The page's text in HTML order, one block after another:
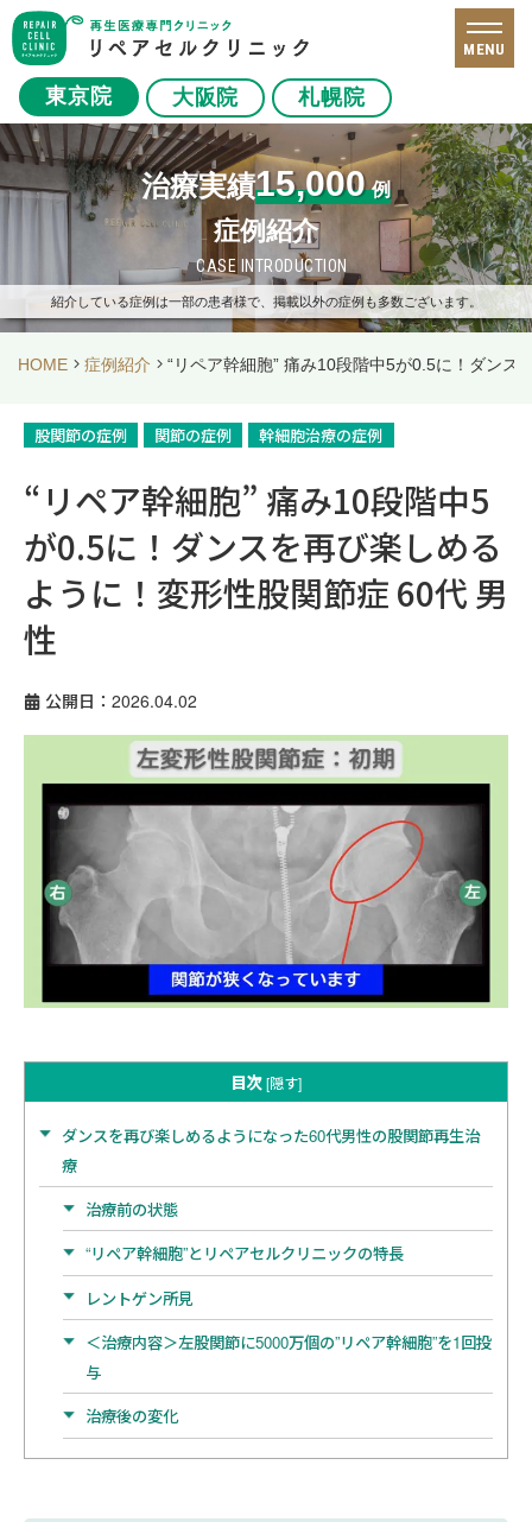
東京院 大阪院 札幌院
MENU
治療実績15,000 例
症例紹介
CASE INTRODUCTION
紹介している症例は一部の患者様で、掲載以外の症例も多数ございます。
HOME 症例紹介 “リペア幹細胞” 痛み10段階中5が0.5に！ダン
股関節の症例 関節の症例 幹細胞治療の症例
“リペア幹細胞” 痛み10段階中5
が0.5に！ダンスを再び楽しめる
ように！変形性股関節症 60代 男
性
公開日：2026.04.02
目次 [隠す]
ダンスを再び楽しめるようになった60代男性の股関節再生治
療
治療前の状態
“リペア幹細胞”とリペアセルクリニックの特長
レントゲン所見
＜治療内容＞左股関節に5000万個の”リペア幹細胞”を1回投
与
治療後の変化